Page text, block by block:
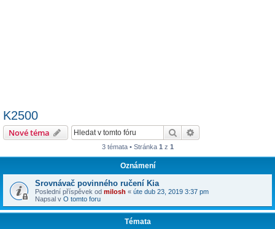
K2500
Nové téma Hledat
3 témata • Stránka 1 z 1
Oznámení
Srovnávač povinného ručení Kia
Poslední příspěvek od milosh « úte dub 23, 2019 3:37 pm
Napsal v O tomto foru
Témata